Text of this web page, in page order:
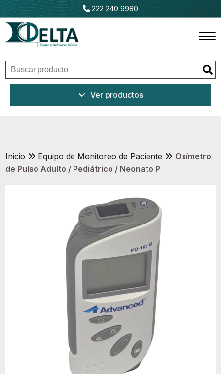
222 240 9980
Inicio
Outlet
Ver productos
Inicio Equipo de Monitoreo de Paciente
Oxímetro
de Pulso Adulto / Pediátrico / Neonato P